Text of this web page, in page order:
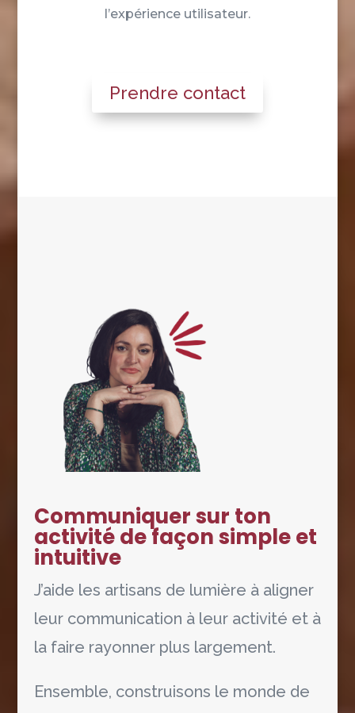
l’expérience utilisateur.
Prendre contact
Communiquer sur ton
activité de façon simple et
intuitive
J’aide les artisans de lumière à aligner
leur communication à leur activité et à
la faire rayonner plus largement.
Ensemble, construisons le monde de